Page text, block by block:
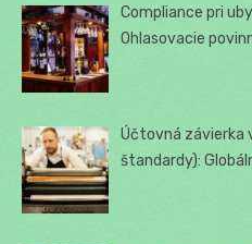
Compliance pri
Ohlasovacie
Účtovná závierka
štandardy):